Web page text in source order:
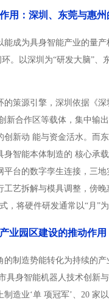
用：深圳、东莞与惠
能成为具身智能产业的量
。以深圳为“研发大脑”
的策源引擎，深圳依据《
新合作区等载体，集中输
创新动 能与资金活水。而
身智能本体制造的 核心承
平台的数字孪生连接，三
工艺拆解与模具调整，傍
，将硬件研发通常以“月”
业园区建设的推动作用
的制造势能转化为持续的
具身智能机器人技术创新
制造业‘单 项冠军’、20 家